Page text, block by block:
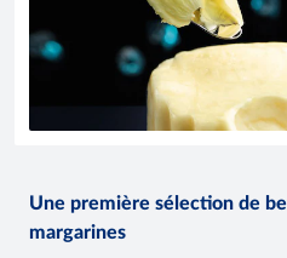
Une première sélection de
margarines